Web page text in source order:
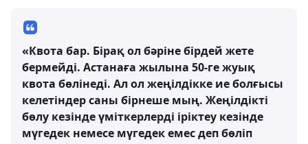
«Квота бар. Бірақ ол бәріне бірдей жете
бермейді. Астанаға жылына 50-ге жуық
квота бөлінеді. Ал ол жеңілдікке ие болғысы
келетіндер саны бірнеше мың. Жеңілдікті
бөлу кезінде үміткерлерді іріктеу кезінде
мүгедек немесе мүгедек емес деп бөліп